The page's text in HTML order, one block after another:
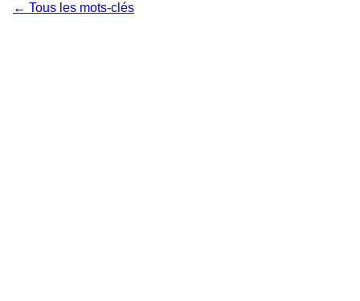
← Tous les mots-clés